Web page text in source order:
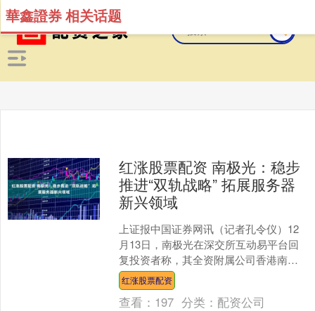
華鑫證券 相关话题
红涨股票配资 南极光：稳步
推进“双轨战略” 拓展服务器
新兴领域
上证报中国证券网讯（记者孔令仪）12
月13日，南极光在深交所互动易平台回
复投资者称，其全资附属公司香港南极
光科技有限公司（简称“香港南极光”）与
国际商业结算签署....
红涨股票配资
查看： 197 分类： 配资公司